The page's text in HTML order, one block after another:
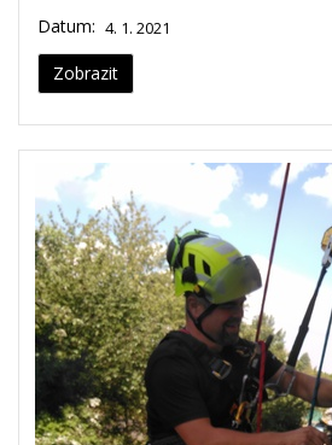
Datum: 4. 1. 2021
Zobrazit